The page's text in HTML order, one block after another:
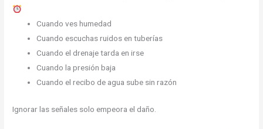
Cuando ves humedad
Cuando escuchas ruidos en tuberías
Cuando el drenaje tarda en irse
Cuando la presión baja
Cuando el recibo de agua sube sin razón
Ignorar las señales solo empeora el daño.